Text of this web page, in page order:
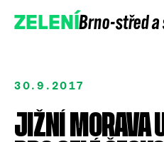
ZELENÍBrno-střed
30.9.2017
JIŽNÍ MORAVA